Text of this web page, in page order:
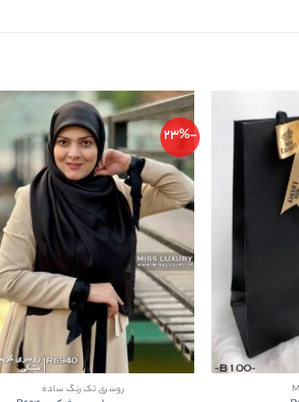
-23%
روسری تک رنگ ساده